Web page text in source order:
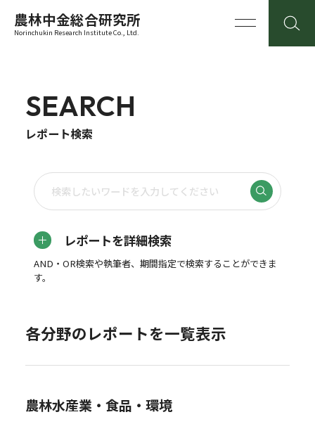
農林中金総合研究所
Norinchukin Research Institute Co., Ltd.
SEARCH
レポート検索
レポートを詳細検索
AND・OR検索や執筆者、期間指定で検索することができま
す。
各分野のレポートを一覧表示
農林水産業・食品・環境